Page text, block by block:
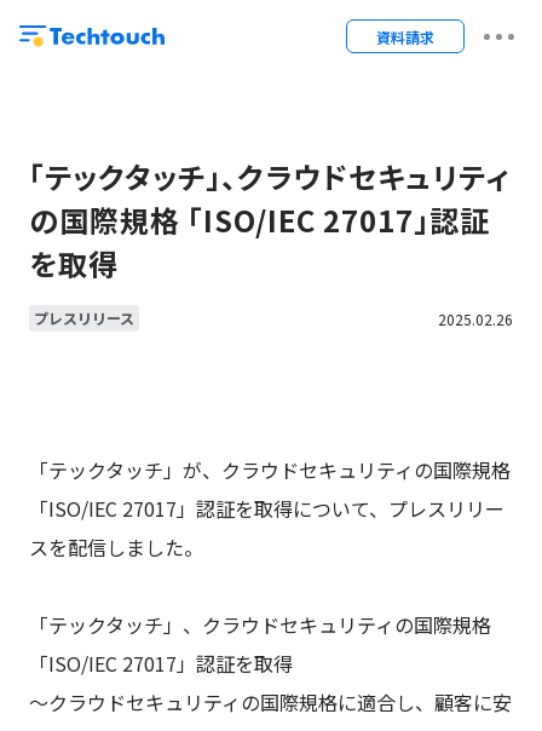
資料請求
「テックタッチ」、クラウドセキュリティ
の国際規格 「ISO/IEC 27017」認証
を取得
プレスリリース 2025.02.26
「テックタッチ」が、クラウドセキュリティの国際規格
「ISO/IEC 27017」認証を取得について、プレスリリー
スを配信しました。
「テックタッチ」、クラウドセキュリティの国際規格
「ISO/IEC 27017」認証を取得
～クラウドセキュリティの国際規格に適合し、顧客に安